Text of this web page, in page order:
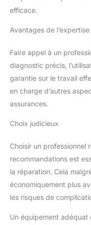
efficace.
Avantages de
Faire appel à un
diagnostic précis,
garantie sur le travail
en charge d’autres
assurances.
Choix judicieux
Choisir un professionnel
recommandations est
la réparation. Cela
économiquement plus
les risques de
Un équipement adéquat